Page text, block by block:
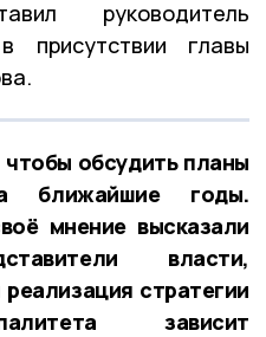
руководитель
присутствии главы
обсудить планы
ближайшие годы.
мнение высказали
власти,
стратегии
зависит